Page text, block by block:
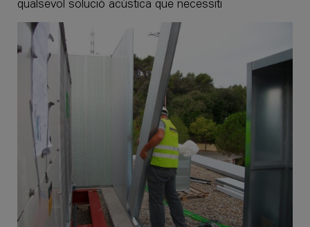
qualsevol solució acústica que necessiti